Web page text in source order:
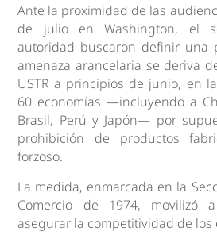
Ante la proximidad de las
de julio en Washington, el
autoridad buscaron definir una
amenaza arancelaria se deriva
USTR a principios de junio, en
60 economías —incluyendo a
Brasil, Perú y Japón— por
prohibición de productos
forzoso.
La medida, enmarcada en la
Comercio de 1974, movilizó
asegurar la competitividad de los